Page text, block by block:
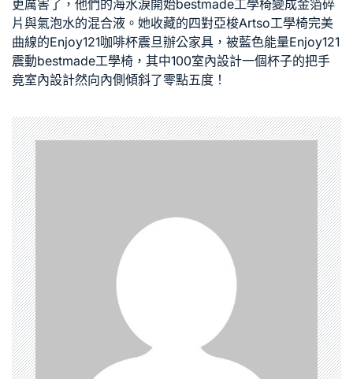
更厲害了，他們的海水淚開始bestmade工學椅變成金箔碎
片與氣泡水的混合液。她收藏的四對亞梭Artso工學椅完美
曲線的Enjoy121咖啡杯震旦辦公家具 ，被藍色能量Enjoy121
震動bestmade工學椅 ，其中100室內設計一個杯子的把手
竟室內設計然向內側傾斜了零點五度！